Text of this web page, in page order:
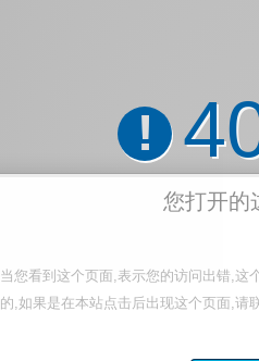
!
您打开的
当您看到这个页面,表示您的访问出错,这
的,如果是在本站点击后出现这个页面,请